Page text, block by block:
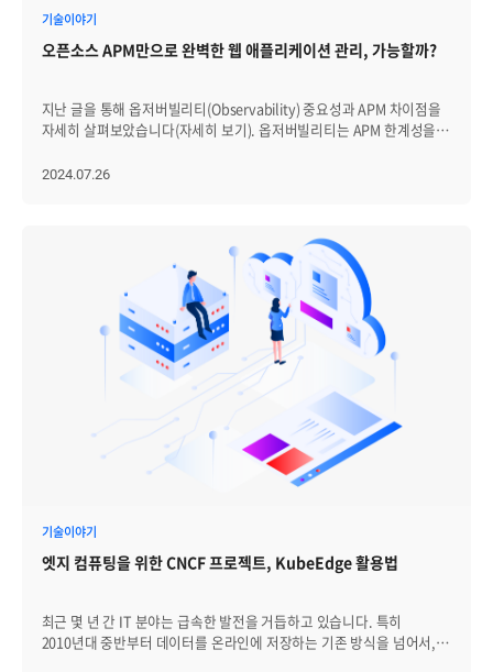
기술이야기
오픈소스 APM만으로 완벽한 웹 애플리케이션 관리, 가능할까?
지난 글을 통해 옵저버빌리티(Observability) 중요성과 APM 차이점을
자세히 살펴보았습니다(자세히 보기). 옵저버빌리티는 APM 한계성을
사용자 상황에 따라 적합한 선택해야 하는 것이 주요 포인트였습니다.
APM 알아보고, APM 상용 제품과는 어떤 차이점이 있는지
(Open Source)란 개발 핵심 소스 코드를 공개하여 누구나 접근하고,
수정하여, 배포할 수 있는 소프트웨어를 말합니다. 얼핏 자유
소프트웨어와 비슷하게 느껴질 수 있지만 조금 다른 의미를 가지는데요.
자유 소프트웨어는 사용자의 '자유'를 강조하지만, 오픈소스는 소스
코드의 '접근성과 협업'을 중시합니다. 대표적으로 관계형
데이터베이스인 MySQL, 웹 브라우저인 Firefox, 컨테이너 가상화
플랫폼인 Docker가 대표적인 오픈소스 소프트웨어라고 할 수 있습니다.
현재 국내 디지털플랫폼 정부 구축 정책 기조에 따르면, 오픈소스
소프트웨어는 여러가지 장점을 갖고 있는데요. 오픈소스 장점
오픈소스의 첫번 째 장점은 진입 비용이 낮다는 점입니다. 공개된 소스를
경우, 비용을 줄일 수 있습니다. 두 번째 장점은 MSA 아키텍처의 기술적
오픈소스 의존도가 높아지고 있는데요. 이는 오픈소스가 특정 벤더에
장점이라고 할 수 있습니다. 그에 반해 오픈소스 단점도 명확한데요.
오픈소스 단점 첫 번째 단점은 상용 소프트웨어와 비교해 매뉴얼이
빈약한 경우가 많다는 점입니다. 이에 따라 실제 개발 단계에서 운영이
2024.07.26
기술이야기
엣지 컴퓨팅을 위한 CNCF 프로젝트, KubeEdge 활용법
최근 몇 년 간 IT 분야는 급속한 발전을 거듭하고 있습니다. 특히
2010년대 중반부터 데이터를 온라인에 저장하는 기존 방식을 넘어서,